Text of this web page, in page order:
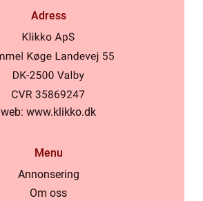
Adress
web: www.klikko.dk
Menu
Annonsering
Om oss